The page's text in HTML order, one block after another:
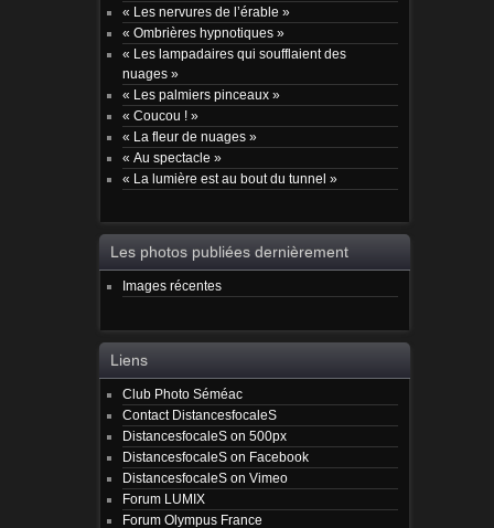
« Les nervures de l’érable »
« Ombrières hypnotiques »
« Les lampadaires qui soufflaient des
nuages »
« Les palmiers pinceaux »
« Coucou ! »
« La fleur de nuages »
« Au spectacle »
« La lumière est au bout du tunnel »
Les photos publiées dernièrement
Images récentes
Liens
Club Photo Séméac
Contact DistancesfocaleS
DistancesfocaleS on 500px
DistancesfocaleS on Facebook
DistancesfocaleS on Vimeo
Forum LUMIX
Forum Olympus France